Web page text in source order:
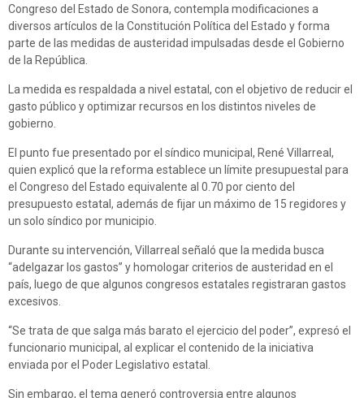
Congreso del Estado de Sonora, contempla modificaciones a
diversos artículos de la Constitución Política del Estado y forma
parte de las medidas de austeridad impulsadas desde el Gobierno
de la República.
La medida es respaldada a nivel estatal, con el objetivo de reducir el
gasto público y optimizar recursos en los distintos niveles de
gobierno.
El punto fue presentado por el síndico municipal, René Villarreal,
quien explicó que la reforma establece un límite presupuestal para
el Congreso del Estado equivalente al 0.70 por ciento del
presupuesto estatal, además de fijar un máximo de 15 regidores y
un solo síndico por municipio.
Durante su intervención, Villarreal señaló que la medida busca
“adelgazar los gastos” y homologar criterios de austeridad en el
país, luego de que algunos congresos estatales registraran gastos
excesivos.
“Se trata de que salga más barato el ejercicio del poder”, expresó el
funcionario municipal, al explicar el contenido de la iniciativa
enviada por el Poder Legislativo estatal.
Sin embargo, el tema generó controversia entre algunos